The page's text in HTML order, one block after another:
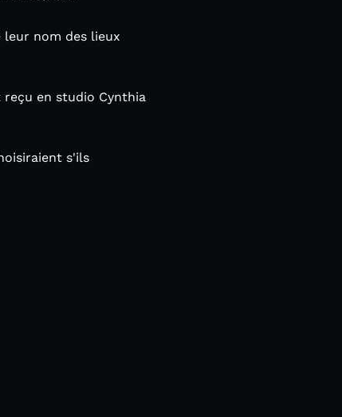
nom des lieux
reçu en studio Cynthia
s'ils